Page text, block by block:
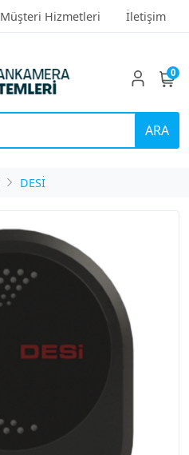
Müşteri Hizmetleri İletişim
ARA
0
DESİ